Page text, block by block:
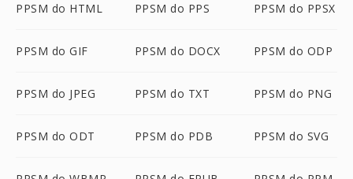
PPSM do HTML PPSM do PPS PPSM do PPSX
PPSM do GIF PPSM do DOCX PPSM do ODP
PPSM do JPEG PPSM do TXT PPSM do PNG
PPSM do ODT PPSM do PDB PPSM do SVG